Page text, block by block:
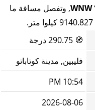
, وتفصل مسافة ما
🧭
فليبين, مدينة كوتاباتو
10:54 PM
2026-08-06